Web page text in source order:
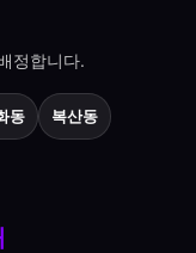
정합니다.
동 복산동